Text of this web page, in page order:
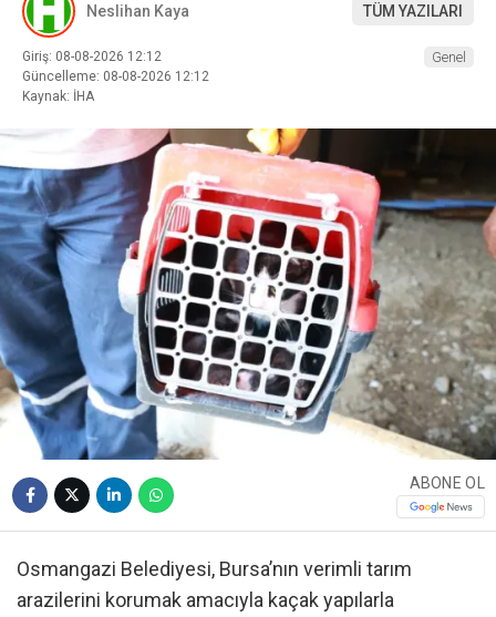
Neslihan Kaya TÜM YAZILARI
Giriş: 08-08-2026 12:12
Güncelleme: 08-08-2026 12:12
Kaynak: İHA
Genel
ABONE OL
Osmangazi Belediyesi, Bursa’nın verimli tarım
arazilerini korumak amacıyla kaçak yapılarla